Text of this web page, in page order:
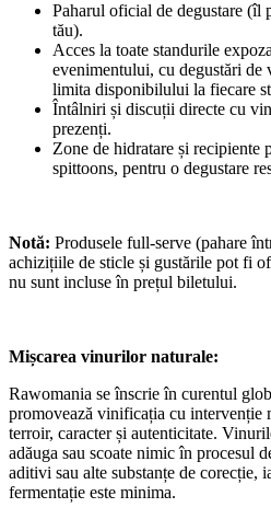
Paharul oficial de degustare (îl
tău).
Acces la toate standurile
evenimentului, cu degustări
limita disponibilului la fiecare
Întâlniri și discuții directe cu
prezenți.
Zone de hidratare și recipiente
spittoons, pentru o degustare
Notă: Produsele full-serve (pahare
achizițiile de sticle și gustările pot fi
nu sunt incluse în prețul biletului.
Mișcarea vinurilor naturale:
Rawomania se înscrie în curentul
promovează vinificația cu intervenție
terroir, caracter și autenticitate.
adăuga sau scoate nimic în procesul
aditivi sau alte substanțe de corecție,
fermentație este minima.